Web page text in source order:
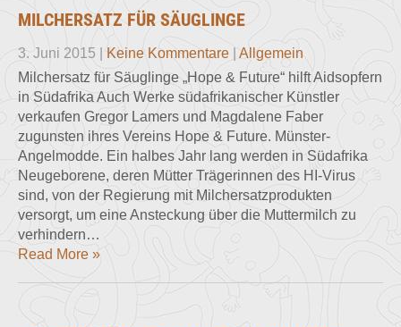
MILCHERSATZ FÜR SÄUGLINGE
3. Juni 2015 Keine Kommentare
Allgemein
Milchersatz für Säuglinge „Hope & Future“ hilft Aidsopfern
in Südafrika Auch Werke südafrikanischer Künstler
verkaufen Gregor Lamers und Magdalene Faber
zugunsten ihres Vereins Hope & Future. Münster-
Angelmod­de. Ein halbes Jahr lang werden in Südafrika
Neu­geborene, deren Mütter Trä­gerinnen des HI-Virus
sind, von der Regierung mit Milch­ersatzprodukten
versorgt, um eine Ansteckung über die Muttermilch zu
verhindern…
Read More »